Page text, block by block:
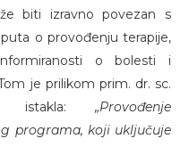
biti izravno povezan s
o provođenju terapije,
o bolesti i
je prilikom prim. dr. sc.
istakla: „Provođenje
programa, koji uključuje